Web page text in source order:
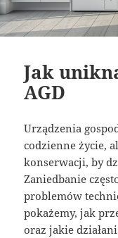
Jak
AGD
Urządzenia
codzienne życie,
konserwacji, by
Zaniedbanie
problemów
pokażemy, jak
oraz jakie